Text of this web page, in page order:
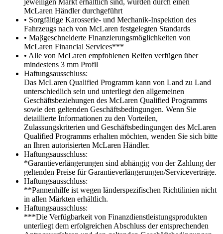
McLaren Händler durchgeführt
• Sorgfältige Karosserie- und Mechanik-Inspektion des
Fahrzeugs nach von McLaren festgelegten Standards
• Maβgeschneiderte Finanzierungsmöglichkeiten von
McLaren Financial Services***
• Alle von McLaren empfohlenen Reifen verfügen über
mindestens 3 mm Profil
Haftungsausschluss:
Das McLaren Qualified Programm kann von Land zu Land
unterschiedlich sein und unterliegt den allgemeinen
Geschäftsbeziehungen des McLaren Qualified Programms
sowie den geltenden Geschäftsbedingungen. Wenn Sie
detaillierte Informationen zu den Vorteilen,
Zulassungskriterien und Geschäftsbedingungen des McLaren
Qualified Programms erhalten möchten, wenden Sie sich bitte
an Ihren autorisierten McLaren Händler.
Haftungsausschluss:
*Garantieverlängerungen sind abhängig von der Zahlung der
geltenden Preise für Garantieverlängerungen/Serviceverträge.
Haftungsausschluss:
**Pannenhilfe ist wegen länderspezifischen Richtilinien nicht
in allen Märkten erhältlich.
Haftungsausschluss:
***Die Verfügbarkeit von Finanzdienstleistungsprodukten
unterliegt dem erfolgreichen Abschluss der entsprechenden